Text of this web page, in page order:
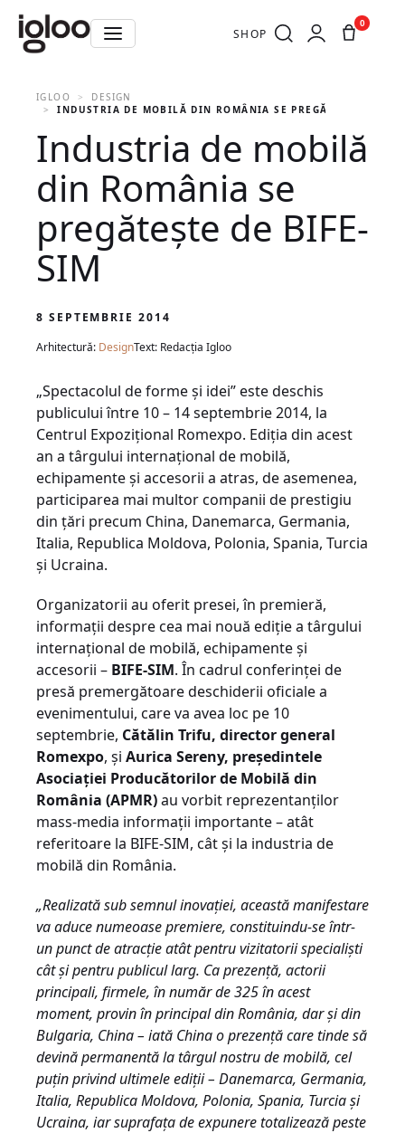
SHOP
0
IGLOO
DESIGN
INDUSTRIA DE MOBILĂ DIN ROMÂNIA SE PREGĂTEȘTE DE
Industria de mobilă
din România se
pregătește de BIFE-
SIM
8 SEPTEMBRIE 2014
Arhitectură: DesignText: Redacția Igloo
„Spectacolul de forme și idei” este deschis
publicului între 10 – 14 septembrie 2014, la
Centrul Expozițional Romexpo. Ediția din acest
an a târgului internațional de mobilă,
echipamente și accesorii a atras, de asemenea,
participarea mai multor companii de prestigiu
din țări precum China, Danemarca, Germania,
Italia, Republica Moldova, Polonia, Spania, Turcia
și Ucraina.
Organizatorii au oferit presei, în premieră,
informații despre cea mai nouă ediție a târgului
internațional de mobilă, echipamente și
accesorii – BIFE-SIM. În cadrul conferinței de
presă premergătoare deschiderii oficiale a
evenimentului, care va avea loc pe 10
septembrie, Cătălin Trifu, director general
Romexpo, și Aurica Sereny, președintele
Asociației Producătorilor de Mobilă din
România (APMR)au vorbit reprezentanților
mass-media informații importante – atât
referitoare la BIFE-SIM, cât și la industria de
mobilă din România.
„Realizată sub semnul inovației, această manifestare
va aduce numeoase premiere, constituindu-se într-
un punct de atracție atât pentru vizitatorii specialiști
cât și pentru publicul larg. Ca prezență, actorii
principali, firmele, în număr de 325 în acest
moment, provin în principal din România, dar și din
Bulgaria, China – iată China o prezență care tinde să
devină permanentă la târgul nostru de mobilă, cel
puțin privind ultimele ediții – Danemarca, Germania,
Italia, Republica Moldova, Polonia, Spania, Turcia și
Ucraina, iar suprafața de expunere totalizează peste